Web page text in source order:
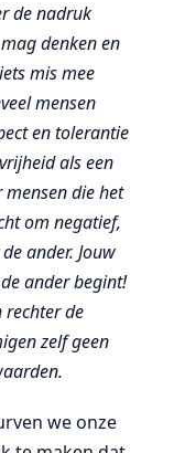
de nadruk
denken en
mis mee
mensen
en tolerantie
als een
mensen die het
om negatief,
ander. Jouw
ander begint!
rechter de
zelf geen
we onze